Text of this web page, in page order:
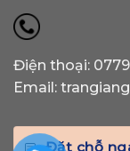
Điện thoại:
Email:
Đặt chỗ